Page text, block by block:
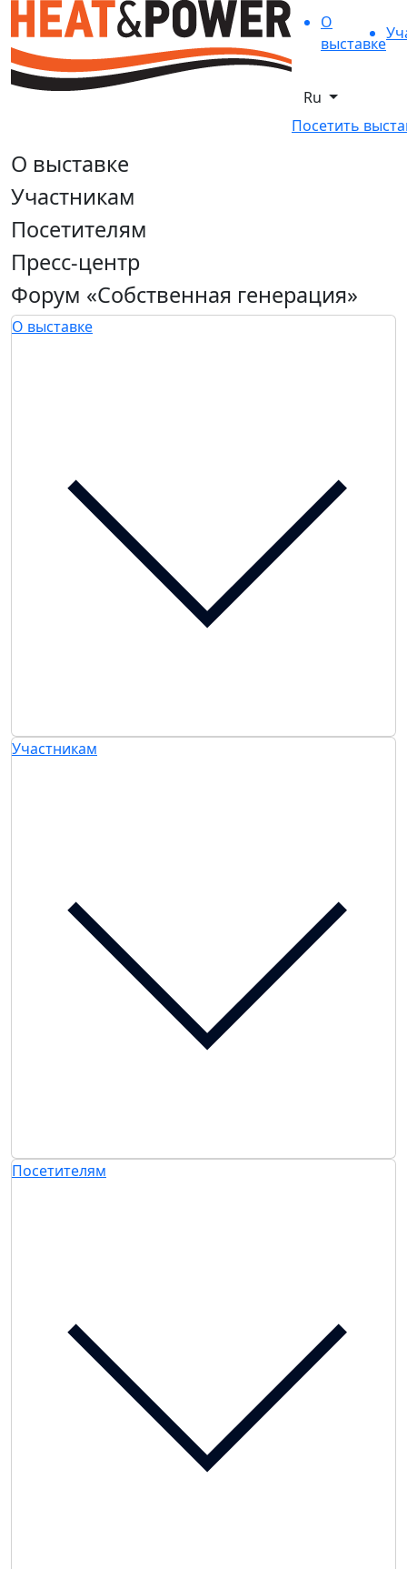
О
выставке
Ru
Посетить
О выставке
Участникам
Посетителям
Пресс-центр
Форум «Собственная генерация»
О выставке
Участникам
Посетителям